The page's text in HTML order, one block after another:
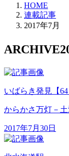
HOME
連載記事
2017年7月
ARCHIVE
いばらき発見【
からかさ万灯－
2017年7月30日